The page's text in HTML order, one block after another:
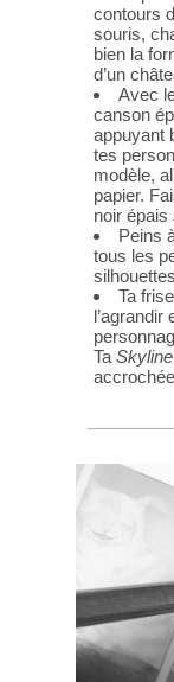
contours
souris,
bien la
d’un
Avec
canson
appuyant
tes
modèle,
papier.
noir épais
Peins
tous les
Ta
l’agrandir
Ta Skyline